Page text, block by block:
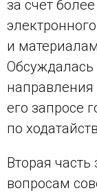
за счет
и
его запросе
по
Вторая
вопросам